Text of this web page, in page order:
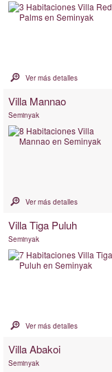
Ver más detalles
Villa Mannao
Seminyak
Ver más detalles
Villa Tiga Puluh
Seminyak
Ver más detalles
Villa Abakoi
Seminyak